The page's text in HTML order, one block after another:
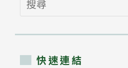
尋
快速連結